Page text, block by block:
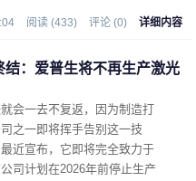
阅读 (433) 评论 (0) 详细内容
结：爱普生将不再生产激光
会一去不复返，因为制造打
之一即将挥手告别这一技
近宣布，它即将完全致力于
司计划在2026年前停止生产